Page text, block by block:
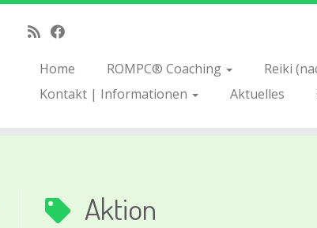
Home ROMPC® Coaching Reiki
Kontakt | Informationen
Aktuelles
Aktion